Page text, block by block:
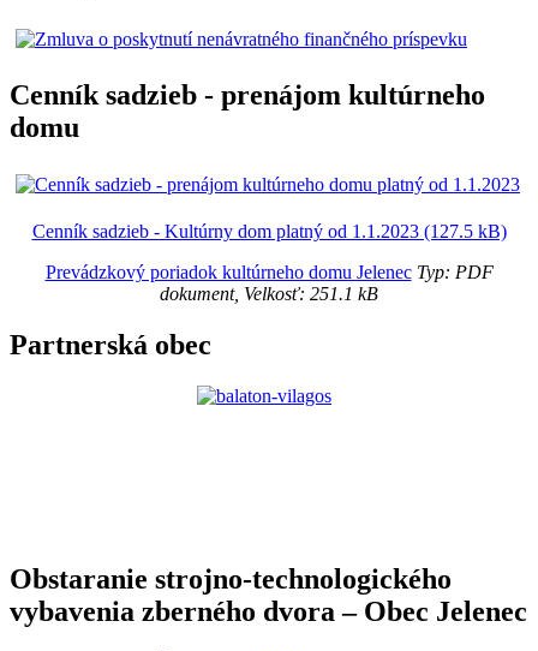
Cenník sadzieb - prenájom kultúrneho
domu
Cenník sadzieb - Kultúrny dom platný od 1.1.2023 (127.5 kB)
Prevádzkový poriadok kultúrneho domu JelenecTyp: PDF
dokument, Velkosť: 251.1 kB
Partnerská obec
Obstaranie strojno-technologického
vybavenia zberného dvora – Obec Jelenec